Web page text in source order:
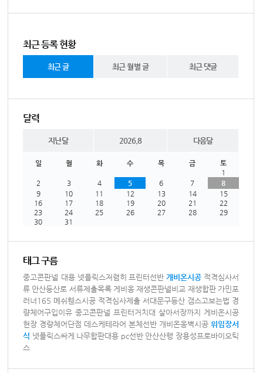
최근 등록 현황
최근 글 최근 월별 글 최근 댓글
달력
지난달 2026.8 다음달
일 월 화 수 목 금
토
1
2
3 4 5 6 7
8
9
10 11 12 13 14
15
16
17 18 19 20 21
22
23
24 25 26 27 28
29
30
31
태그 구름
중고콘판넬 대용 넷플릭스저렴히 프린터선반 개비온시공 적격심사서
류 안산등산로 서류제출목록 게비옹 재생콘판넬비교 재생합판 가민포
러너165 메쉬휀스시공 적격심사제출 서대문구등산 갬스고보는법 경
량체어구입이유 중고콘판넬 프린터거치대 살아서장까지
게비온시공
현장 경량체어단점 데스케테라어 본체선반 개비온옹벽시공 위임장서
식 넷플릭스싸게 나무합판대용 pc선반 안산산행 장용성프로바이오틱
스